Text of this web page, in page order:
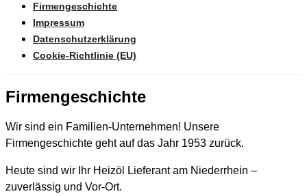
Firmengeschichte
Impressum
Datenschutzerklärung
Cookie-Richtlinie (EU)
Firmengeschichte
Wir sind ein Familien-Unternehmen! Unsere
Firmengeschichte geht auf das Jahr 1953 zurück.
Heute sind wir Ihr Heizöl Lieferant am Niederrhein –
zuverlässig und Vor-Ort.